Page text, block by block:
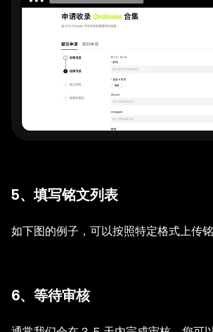
5、填写铭文列表
如下图的例子，可以按照特定格式上传
6、等待审核